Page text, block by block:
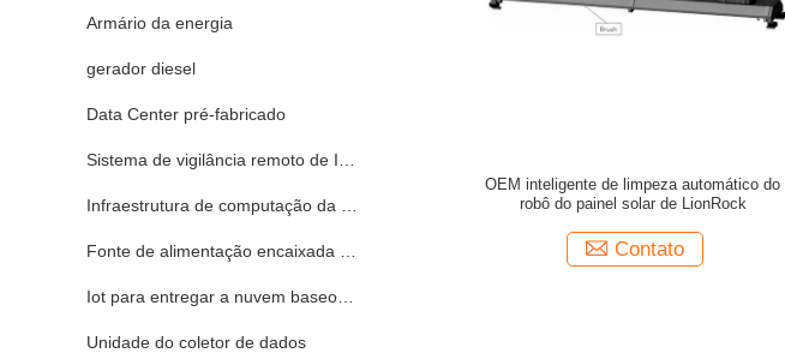
Armário da energia
gerador diesel
Data Center pré-fabricado
Sistema de vigilância remoto de IOT
Infraestrutura de computação da borda
Fonte de alimentação encaixada do modo do interruptor
Iot para entregar a nuvem baseou soluções
Unidade do coletor de dados
OEM inteligente de limpeza automático do
robô do painel solar de LionRock
Contato